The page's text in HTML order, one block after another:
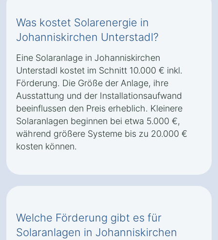
Was kostet Solarenergie in
Johanniskirchen Unterstadl?
Eine Solaranlage in Johanniskirchen
Unterstadl kostet im Schnitt 10.000 € inkl.
Förderung. Die Größe der Anlage, ihre
Ausstattung und der Installationsaufwand
beeinflussen den Preis erheblich. Kleinere
Solaranlagen beginnen bei etwa 5.000 €,
während größere Systeme bis zu 20.000 €
kosten können.
Welche Förderung gibt es für
Solaranlagen in Johanniskirchen